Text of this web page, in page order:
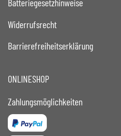
Batteriegesetzhinweise
Widerrufsrecht
Barrierefreiheitserklärung
ONLINESHOP
Zahlungsmöglichkeiten